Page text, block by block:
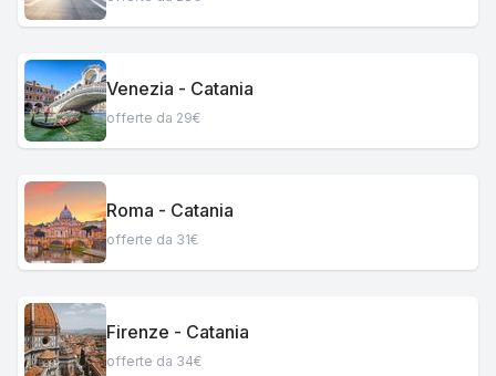
Venezia - Catania
offerte da 29€
Roma - Catania
offerte da 31€
Firenze - Catania
offerte da 34€